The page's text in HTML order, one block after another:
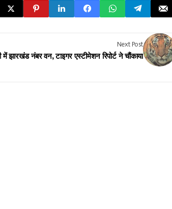
Next Post
में झारखंड नंबर वन, टाइगर एस्टीमेशन रिपोर्ट ने चौंकाया